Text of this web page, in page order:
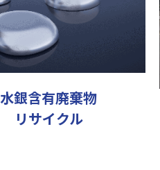
水銀含有廃棄物
リサイクル